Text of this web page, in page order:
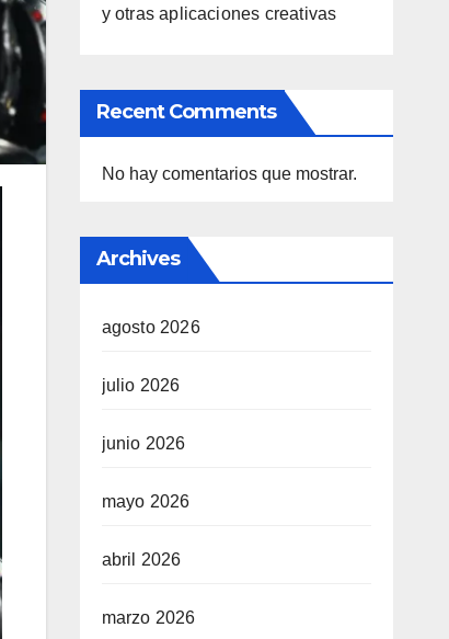
y otras aplicaciones creativas
Recent Comments
No hay comentarios que mostrar.
Archives
agosto 2026
julio 2026
junio 2026
mayo 2026
abril 2026
marzo 2026